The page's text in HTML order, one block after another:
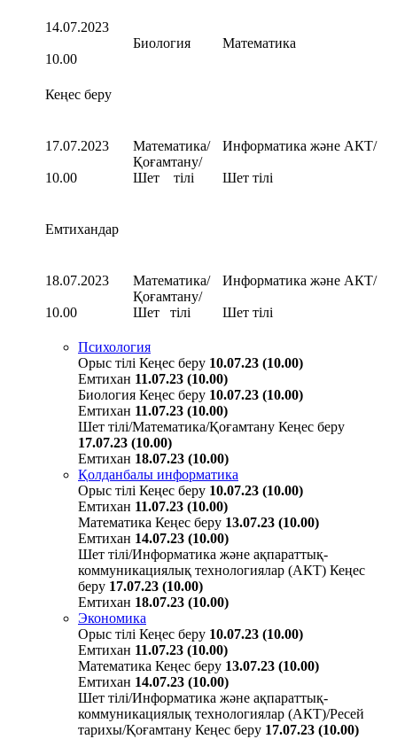
14.07.2023
10.00
Биология Математика
Кеңес беру
17.07.2023
10.00
Математика/
Қоғамтану/
Шет тілі
Информатика және АКТ/
Шет тілі
Емтихандар
18.07.2023
10.00
Математика/
Қоғамтану/
Шет тілі
Информатика және АКТ/
Шет тілі
Психология
Орыс тілі Кеңес беру 10.07.23 (10.00)
Емтихан 11.07.23 (10.00)
Биология Кеңес беру 10.07.23 (10.00)
Емтихан 11.07.23 (10.00)
Шет тілі/Математика/Қоғамтану Кеңес беру
17.07.23 (10.00)
Емтихан 18.07.23 (10.00)
Қолданбалы информатика
Орыс тілі Кеңес беру 10.07.23 (10.00)
Емтихан 11.07.23 (10.00)
Математика Кеңес беру 13.07.23 (10.00)
Емтихан 14.07.23 (10.00)
Шет тілі/Информатика және ақпараттық-
коммуникациялық технологиялар (АКТ) Кеңес
беру 17.07.23 (10.00)
Емтихан 18.07.23 (10.00)
Экономика
Орыс тілі Кеңес беру 10.07.23 (10.00)
Емтихан 11.07.23 (10.00)
Математика Кеңес беру 13.07.23 (10.00)
Емтихан 14.07.23 (10.00)
Шет тілі/Информатика және ақпараттық-
коммуникациялық технологиялар (АКТ)/Ресей
тарихы/Қоғамтану Кеңес беру 17.07.23 (10.00)